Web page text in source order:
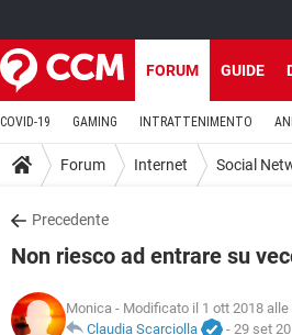
FORUM GUIDE
COVID-19 GAMING INTRATTENIMENTO
Forum Internet Social
Precedente
Non riesco ad entrare su
Monica - Modificato il 1 ott 2018 alle
Claudia Scarciolla
- 29 set